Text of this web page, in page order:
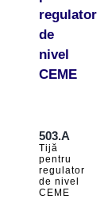
regulator
de
nivel
CEME
503.A
Tijă
pentru
regulator
de nivel
CEME